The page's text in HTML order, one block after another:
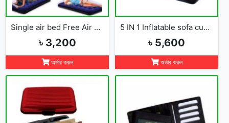
Single air bed Free Air Pumper
৳ 3,200
অর্ডার করুন
5 IN 1 Inflatable sofa cum bed
৳ 5,600
অর্ডার করুন